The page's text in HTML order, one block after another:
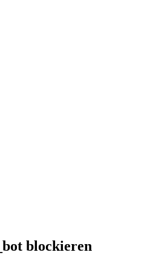
blockieren